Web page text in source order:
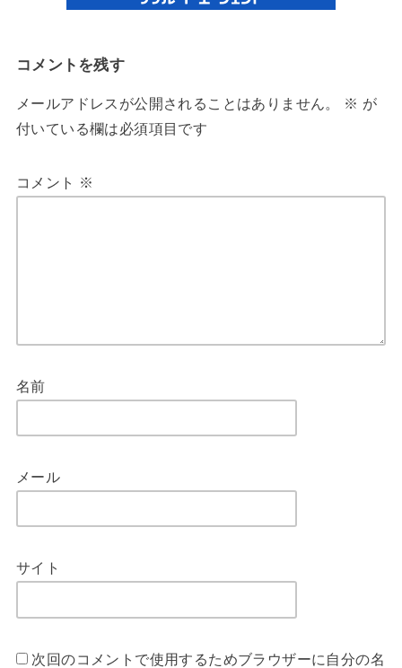
コメントを残す
メールアドレスが公開されることはありません。 ※ が
付いている欄は必須項目です
コメント ※
名前
メール
サイト
次回のコメントで使用するためブラウザーに自分の名